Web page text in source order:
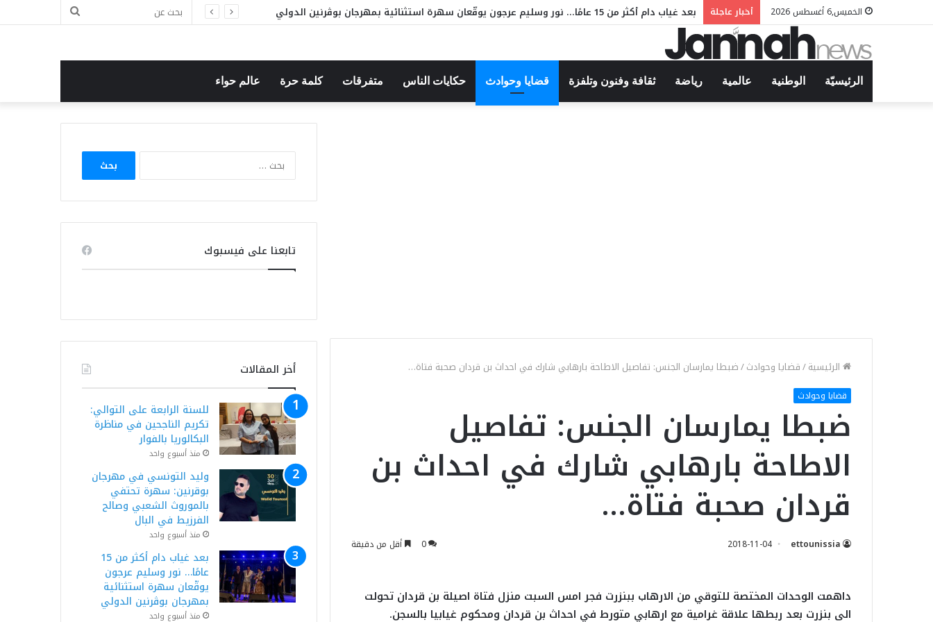
الخميس,6 أغسطس 2026 أخبار عاجلة بعد غياب دام أكثر من 15 عامًا… نور وسليم عرجون يوقّعان سهرة استثنائية بمهرجان بوڨرنين الدولي
بحث
الرئيسيّة الوطنية عالمية رياضة ثقافة وفنون وتلفزة قضايا وحوادث حكايات الناس متفرقات كلمة حرة عالم حواء
الرئيسية/قضايا وحوادث/ضبطا يمارسان الجنس: تفاصيل الاطاحة بارهابي شارك في احداث بن قردان صحبة فتاة…
قضايا وحوادث
ضبطا يمارسان الجنس: تفاصيل
الاطاحة بارهابي شارك في احداث بن
قردان صحبة فتاة…
ettounissia
2018-11-04
0 أقل من دقيقة
داهمت الوحدات المختصة للتوقي من الارهاب ببنزرت فجر امس السبت منزل فتاة اصيلة بن قردان تحولت
الى بنزرت بعد ربطها علاقة غرامية مع ارهابي متورط في احداث بن قردان ومحكوم غيابيا بالسجن.
البحث
تابعنا على فيسبوك
أخر المقالات
للسنة الرابعة على التوالي:
تكريم الناجحين في مناظرة
البكالوريا بالفوار
منذ أسبوع واحد
وليد التونسي في مهرجان
بوقرنين: سهرة تحتفي
بالموروث الشعبي وصالح
الفرزيط في البال
منذ أسبوع واحد
بعد غياب دام أكثر من 15
عامًا… نور وسليم عرجون
يوقّعان سهرة استثنائية
بمهرجان بوڨرنين الدولي
منذ أسبوع واحد